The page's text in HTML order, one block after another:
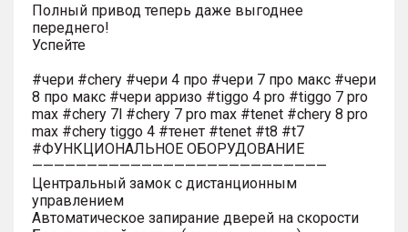
Полный привод теперь даже выгоднее
переднего!
Успейте
#чери #chery #чери 4 про #чери 7 про макс #чери
8 про макс #чери арризо #tiggo 4 pro #tiggo 7 pro
max #chery 7l #chery 7 pro max #tenet #chery 8 pro
max #chery tiggo 4 #тенет #tenet #t8 #t7
#ФУНКЦИОНАЛЬНОЕ ОБОРУДОВАНИЕ
———————————————————————————
Центральный замок с дистанционным
управлением
Автоматическое запирание дверей на скорости